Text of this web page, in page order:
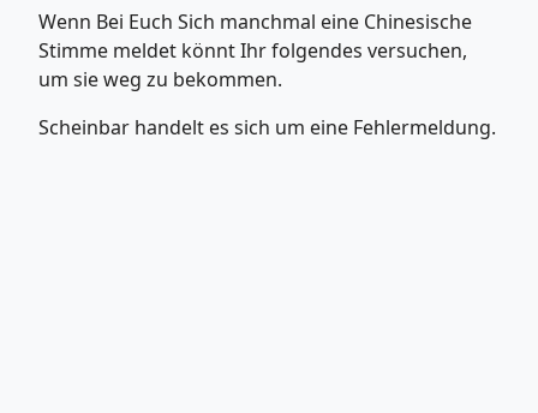
Wenn Bei Euch Sich manchmal eine Chinesische
Stimme meldet könnt Ihr folgendes versuchen,
um sie weg zu bekommen.
Scheinbar handelt es sich um eine Fehlermeldung.